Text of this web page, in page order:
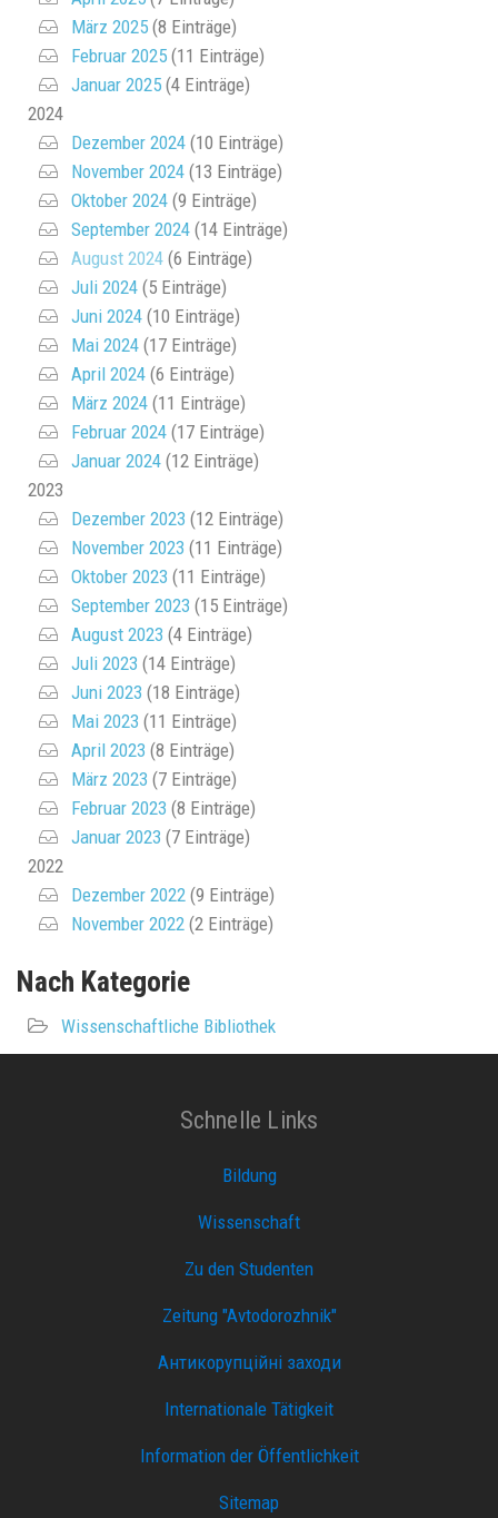
März 2025 (8 Einträge)
Februar 2025 (11 Einträge)
Januar 2025 (4 Einträge)
2024
Dezember 2024 (10 Einträge)
November 2024 (13 Einträge)
Oktober 2024 (9 Einträge)
September 2024 (14 Einträge)
August 2024 (6 Einträge)
Juli 2024 (5 Einträge)
Juni 2024 (10 Einträge)
Mai 2024 (17 Einträge)
April 2024 (6 Einträge)
März 2024 (11 Einträge)
Februar 2024 (17 Einträge)
Januar 2024 (12 Einträge)
2023
Dezember 2023 (12 Einträge)
November 2023 (11 Einträge)
Oktober 2023 (11 Einträge)
September 2023 (15 Einträge)
August 2023 (4 Einträge)
Juli 2023 (14 Einträge)
Juni 2023 (18 Einträge)
Mai 2023 (11 Einträge)
April 2023 (8 Einträge)
März 2023 (7 Einträge)
Februar 2023 (8 Einträge)
Januar 2023 (7 Einträge)
2022
Dezember 2022 (9 Einträge)
November 2022 (2 Einträge)
Nach Kategorie
Wissenschaftliche Bibliothek
Schnelle Links
Bildung
Wissenschaft
Zu den Studenten
Zeitung "Avtodorozhnik"
Антикорупційні заходи
Internationale Tätigkeit
Information der Öffentlichkeit
Sitemap